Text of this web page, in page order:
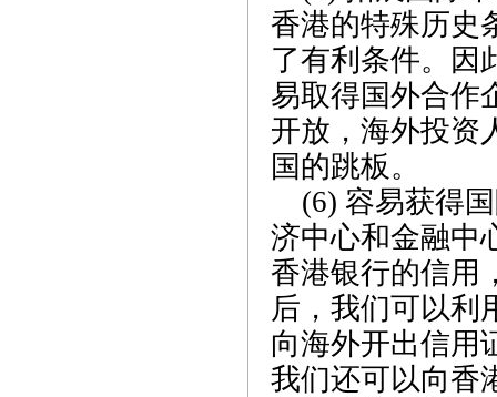
香港的特殊历史
了有利条件。因
易取得国外合作
开放，海外投资
国的跳板。
(6) 容易获得
济中心和金融中
香港银行的信用
后，我们可以利
向海外开出信用
我们还可以向香